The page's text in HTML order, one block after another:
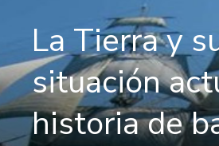
La Tierra y
situación
historia de